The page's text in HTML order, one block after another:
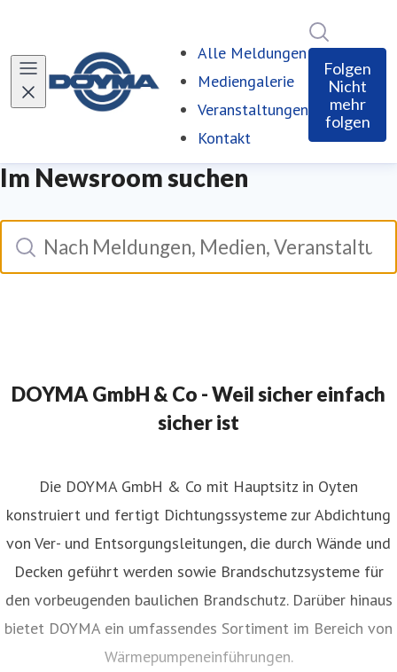
Alle Meldungen
Mediengalerie
Veranstaltungen
Kontakt
Folgen
Nicht
mehr
folgen
Im Newsroom suchen
Suche
DOYMA GmbH & Co - Weil sicher einfach
sicher ist
Die DOYMA GmbH & Co mit Hauptsitz in Oyten
konstruiert und fertigt Dichtungssysteme zur Abdichtung
von Ver- und Entsorgungsleitungen, die durch Wände und
Decken geführt werden sowie Brandschutzsysteme für
den vorbeugenden baulichen Brandschutz. Darüber hinaus
bietet DOYMA ein umfassendes Sortiment im Bereich von
Wärmepumpeneinführungen.